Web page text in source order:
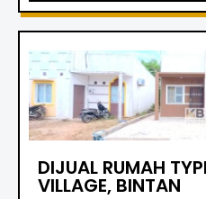
DIJUAL RUMAH
VILLAGE, BINTAN